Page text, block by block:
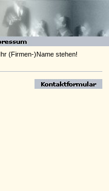
(Firmen-)Name stehen!